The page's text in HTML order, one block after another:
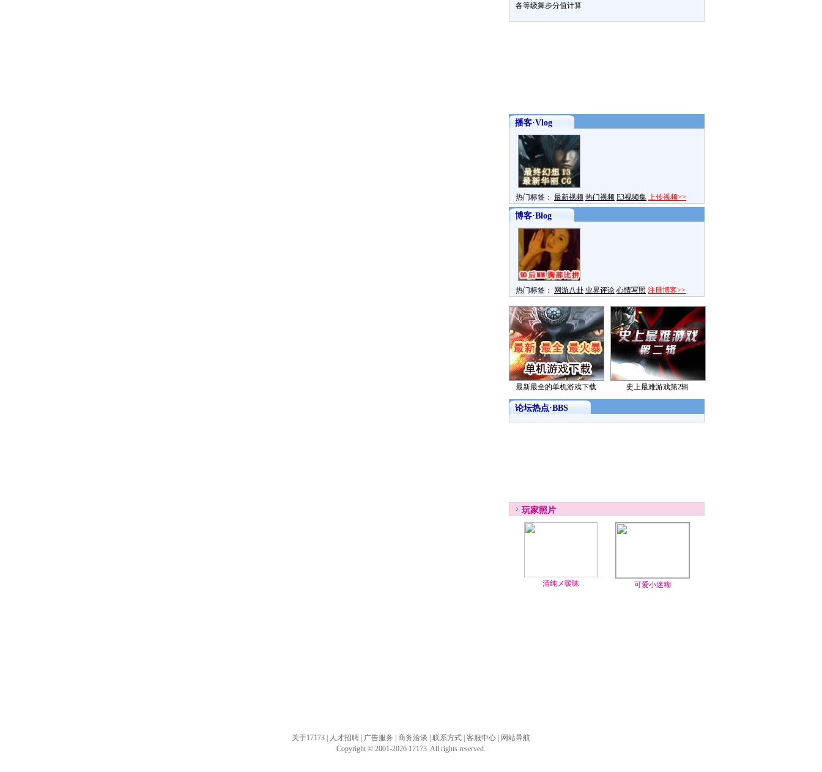
各等级舞步分值计算
播客·Vlog
热门标签： 最新视频 热门视频 E3视频集 上传视频>>
博客·Blog
热门标签： 网游八卦 业界评论 心情写照 注册博客>>
最新最全的单机游戏下载 史上最难游戏第2辑
论坛热点·BBS
玩家照片
清纯メ暧昧 可爱小迷糊
关于17173 | 人才招聘 | 广告服务 | 商务洽谈 | 联系方式 | 客服中心 | 网站导航
Copyright © 2001-2026 17173. All rights reserved.